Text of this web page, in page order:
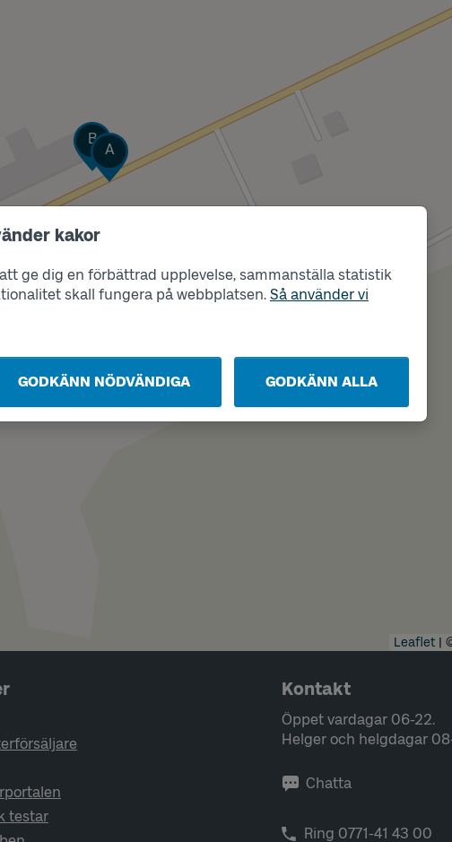
kakor
ge dig en förbättrad upplevelse, sammanställa statistik
skall fungera på webbplatsen. Så använder vi
GODKÄNN NÖDVÄNDIGA GODKÄNN ALLA
Läge
A
Läge
B
Leaflet |
testar
Kontakt
Öppet vardagar 06-22.
Helger och helgdagar
Chatta
Ring 0771-41 43 00